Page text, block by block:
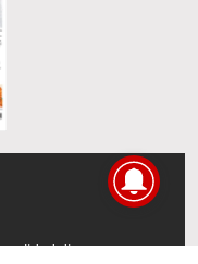
directamente en